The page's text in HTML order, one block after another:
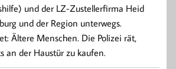
und der LZ-Zustellerfirma Heid
und der Region unterwegs.
Ältere Menschen. Die Polizei rät,
an der Haustür zu kaufen.